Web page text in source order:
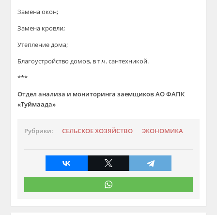
Замена окон;
Замена кровли;
Утепление дома;
Благоустройство домов, в т.ч. сантехникой.
***
Отдел анализа и мониторинга заемщиковАО ФАПК
«Туймаада»
Рубрики: СЕЛЬСКОЕ ХОЗЯЙСТВО ЭКОНОМИКА